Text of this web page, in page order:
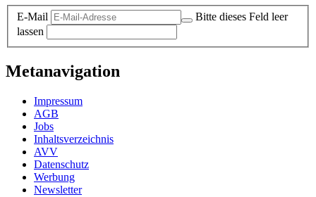
E-Mail
Bitte dieses Feld leer
lassen
Metanavigation
Impressum
AGB
Jobs
Inhaltsverzeichnis
AVV
Datenschutz
Werbung
Newsletter